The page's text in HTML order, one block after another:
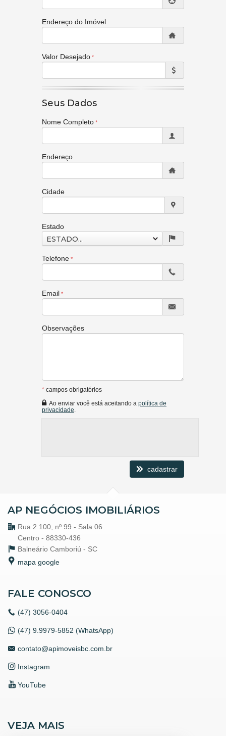
Endereço do Imóvel
Valor Desejado
Seus Dados
Nome Completo
Endereço
Cidade
Estado
ESTADO...
Telefone
Email
Observações
* campos obrigatórios
Ao enviar você está aceitando a política de
privacidade
cadastrar
AP NEGÓCIOS IMOBILIÁRIOS
Rua 2.100, nº 99 - Sala 06
Centro - 88330-436
Balneário Camboriú - SC
mapa google
FALE CONOSCO
(47) 3056-0404
(47) 9.9979-5852 (WhatsApp)
contato@apimoveisbc.com.br
Instagram
YouTube
VEJA MAIS